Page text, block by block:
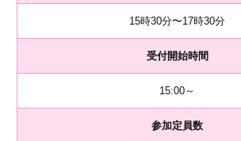
15時30分〜17時30分
受付開始時間
15:00～
参加定員数